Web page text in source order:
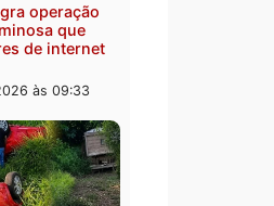
– Unnesa apresenta
que comprovam
e legalidade na
alvo da PF
07/08/2026 às 12:24